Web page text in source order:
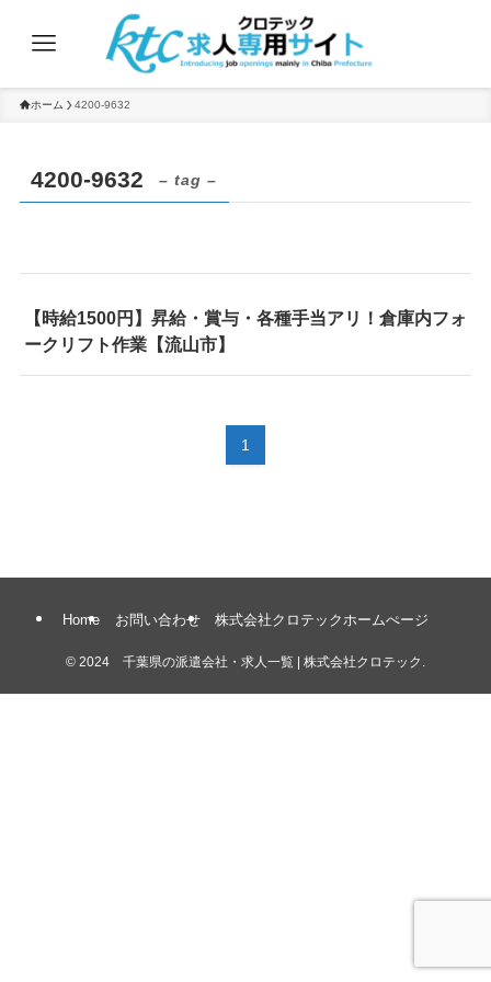
ホーム 4200-9632
4200-9632 – tag –
【時給1500円】昇給・賞与・各種手当アリ！倉庫内フォ
ークリフト作業【流山市】
1
Home お問い合わせ 株式会社クロテックホームぺージ
© 2024 千葉県の派遣会社・求人一覧 | 株式会社クロテック.